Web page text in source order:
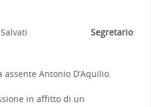
Segretario:
assente Antonio D’Aquilio.
in affitto di un